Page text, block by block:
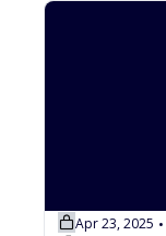
Apr 23, 2025 •